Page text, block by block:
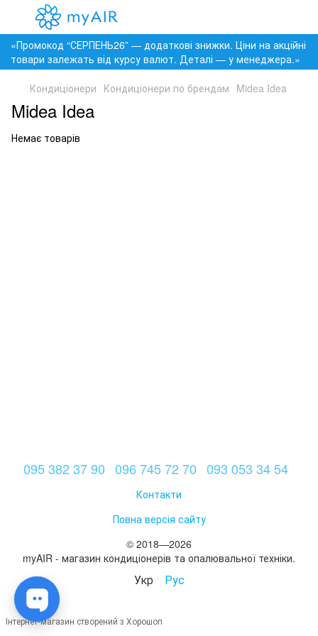
«Промокод “СЕРПЕНЬ26” — додаткові знижки. Ціни на акційні
товари залежать від курсу валют. Деталі — у менеджера.»
Кондиціонери Кондиціонери по брендам Midea Idea
Midea Idea
Немає товарів
095 382 37 90 096 745 72 70 093 053 34 54
Контакти
Повна версія сайту
© 2018—2026
myAIR - магазин кондиціонерів та опалювальної техніки.
Укр Рус
Інтернет-магазин створений з Хорошоп